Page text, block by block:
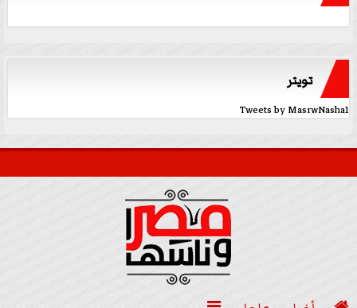
تويتر
Tweets by MasrwNasha1